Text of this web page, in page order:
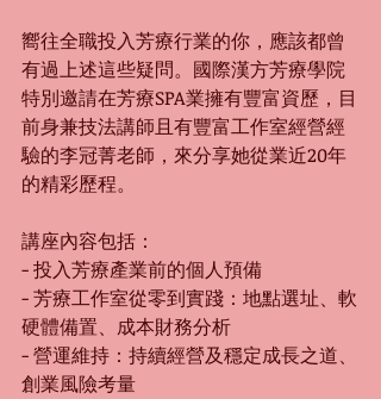
嚮往全職投入芳療行業的你，應該都曾
有過上述這些疑問。國際漢方芳療學院
特別邀請在芳療SPA業擁有豐富資歷，目
前身兼技法講師且有豐富工作室經營經
驗的李冠菁老師，來分享她從業近20年
的精彩歷程。
講座內容包括：
- 投入芳療產業前的個人預備
- 芳療工作室從零到實踐：地點選址、軟
硬體備置、成本財務分析
- 營運維持：持續經營及穩定成長之道、
創業風險考量